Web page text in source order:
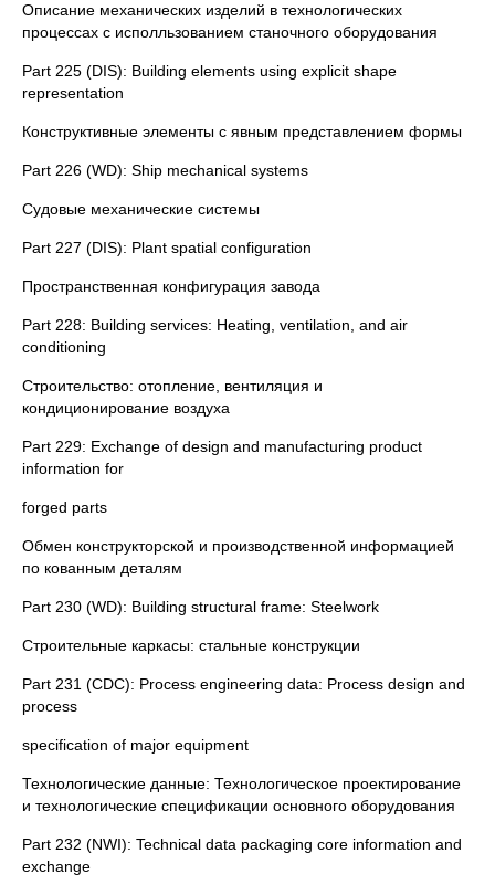
Описание механических изделий в технологических
процессах с исполльзованием станочного оборудования
Part 225 (DIS): Building elements using explicit shape
representation
Конструктивные элементы с явным представлением формы
Part 226 (WD): Ship mechanical systems
Судовые механические системы
Part 227 (DIS): Plant spatial configuration
Пространственная конфигурация завода
Part 228: Building services: Heating, ventilation, and air
conditioning
Строительство: отопление, вентиляция и
кондиционирование воздуха
Part 229: Exchange of design and manufacturing product
information for
forged parts
Обмен конструкторской и производственной информацией
по кованным деталям
Part 230 (WD): Building structural frame: Steelwork
Строительные каркасы: стальные конструкции
Part 231 (CDC): Process engineering data: Process design and
process
specification of major equipment
Технологические данные: Технологическое проектирование
и технологические спецификации основного оборудования
Part 232 (NWI): Technical data packaging core information and
exchange